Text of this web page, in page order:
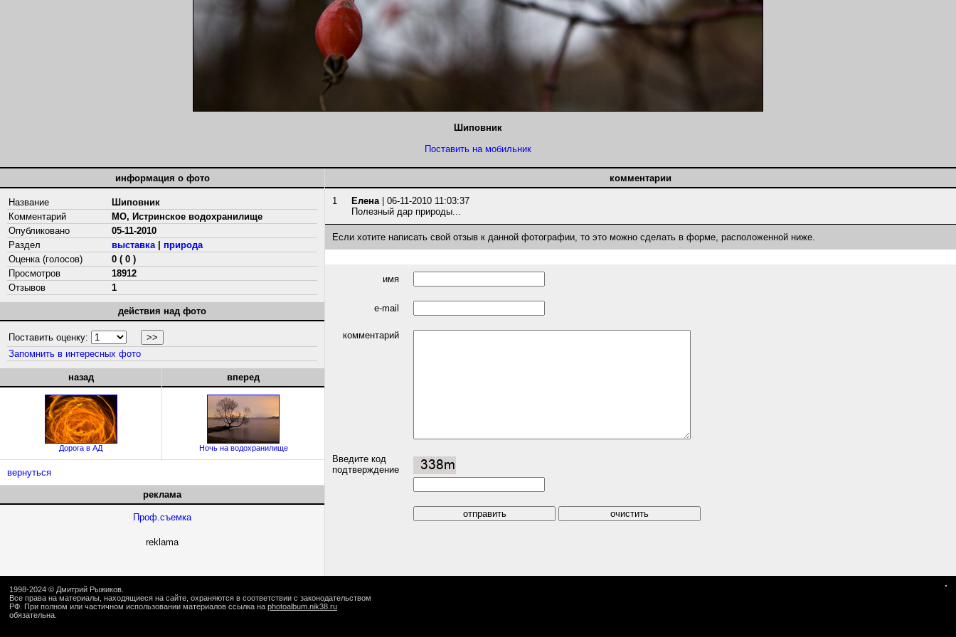
Шиповник
Поставить на мобильник
информация о фото
Название
Шиповник
Комментарий
МО, Истринское водохранилище
Опубликовано
05-11-2010
Раздел
выставка| природа
Оценка (голосов)
0 ( 0 )
Просмотров
18912
Отзывов
1
действия над фото
Поставить оценку:
Запомнить в интересных фото
назад
Дорога в АД
вперед
Ночь на водохранилище
вернуться
реклама
Проф.съемка
reklama
комментарии
1 Елена| 06-11-2010 11:03:37
Полезный дар природы...
Если хотите написать свой отзыв к данной фотографии, то это можно сделать в форме, расположенной ниже.
имя
e-mail
комментарий
Введите код
подтверждение
1998-2024 © Дмитрий Рыжиков
Все права на материалы, находящиеся на сайте, охраняются в соответствии с законодательством
РФ. При полном или частичном использовании материалов ссылка на photoalbum.nik38.ru
обязательна.